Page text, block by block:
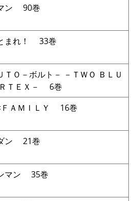
ン 90巻
まれ！ 33巻
ＴＯ－ボルト－ －ＴＷＯ ＢＬＵ
ＴＥＸ－ 6巻
ＦＡＭＩＬＹ 16巻
ン 21巻
マン 35巻